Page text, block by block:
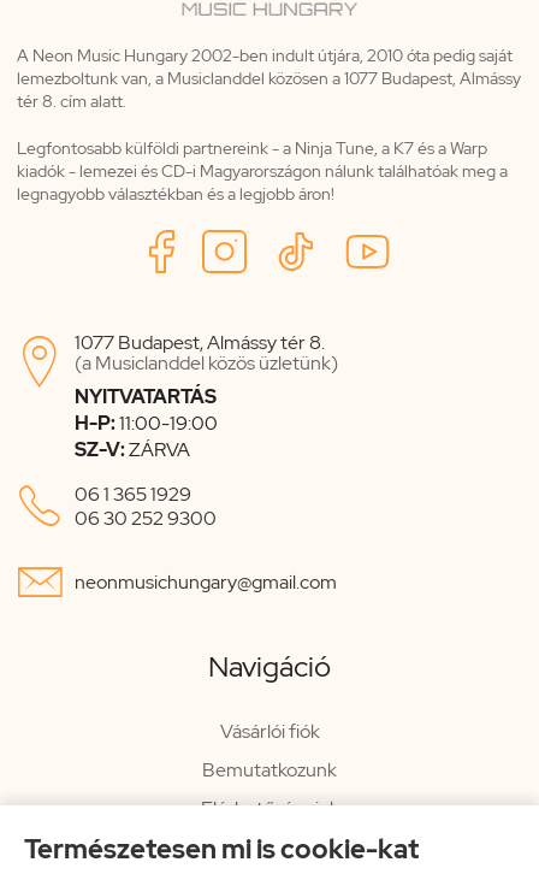
Természetesen mi is cookie-kat
A Neon Music Hungary 2002-ben indult útjára, 2010 óta pedig saját
lemezboltunk van, a Musiclanddel közösen a 1077 Budapest, Almássy
tér 8. cím alatt.
Legfontosabb külföldi partnereink - a Ninja Tune, a K7 és a Warp
kiadók - lemezei és CD-i Magyarországon nálunk találhatóak meg a
legnagyobb választékban és a legjobb áron!

1077 Budapest, Almássy tér 8.
(a Musiclanddel közös üzletünk)
NYITVATARTÁS
H-P:11:00-19:00
SZ-V:ZÁRVA
 06 1 365 1929
06 30 252 9300
 neonmusichungary@gmail.com
Navigáció
Vásárlói fiók
Bemutatkozunk
Elérhetőségeink
Hírlevél